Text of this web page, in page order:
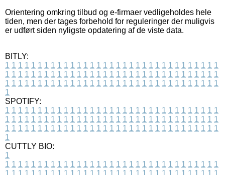
Orientering omkring tilbud og e-firmaer vedligeholdes hele
tiden, men der tages forbehold for reguleringer der muligvis
er udført siden nyligste opdatering af de viste data.
BITLY:
1 1 1 1 1 1 1 1 1 1 1 1 1 1 1 1 1 1 1 1 1 1 1 1 1 1 1 1 1 1 1 1 1
1 1 1 1 1 1 1 1 1 1 1 1 1 1 1 1 1 1 1 1 1 1 1 1 1 1 1 1 1 1 1 1 1
1 1 1 1 1 1 1 1 1 1 1 1 1 1 1 1 1 1 1 1 1 1 1 1 1 1 1 1 1 1 1 1 1
1
SPOTIFY:
1 1 1 1 1 1 1 1 1 1 1 1 1 1 1 1 1 1 1 1 1 1 1 1 1 1 1 1 1 1 1 1 1
1 1 1 1 1 1 1 1 1 1 1 1 1 1 1 1 1 1 1 1 1 1 1 1 1 1 1 1 1 1 1 1 1
1 1 1 1 1 1 1 1 1 1 1 1 1 1 1 1 1 1 1 1 1 1 1 1 1 1 1 1 1 1 1 1 1
1
CUTTLY BIO:
1
1 1 1 1 1 1 1 1 1 1 1 1 1 1 1 1 1 1 1 1 1 1 1 1 1 1 1 1 1 1 1 1 1
1 1 1 1 1 1 1 1 1 1 1 1 1 1 1 1 1 1 1 1 1 1 1 1 1 1 1 1 1 1 1 1 1